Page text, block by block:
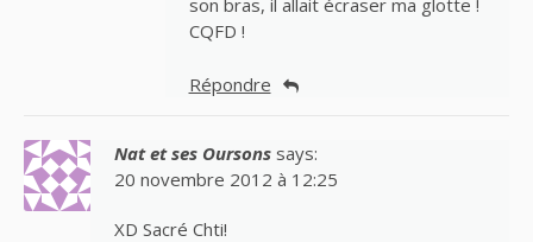
son bras, il allait écraser ma glotte !
CQFD !
Répondre
Nat et ses Oursons says:
20 novembre 2012 à 12:25
XD Sacré Chti!